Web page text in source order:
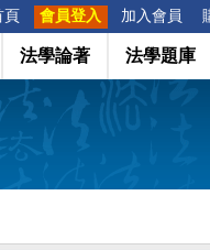
頁 會員登入 加入會員
法學論著 法學題庫